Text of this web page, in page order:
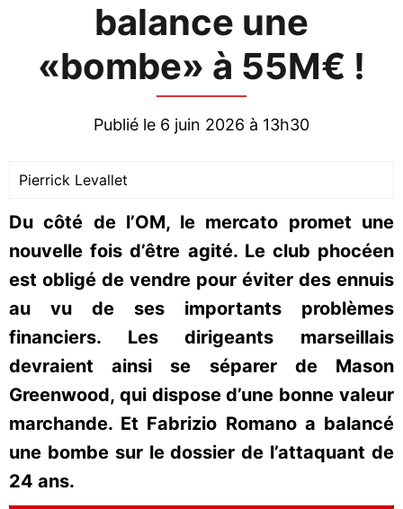
balance une
«bombe» à 55M€ !
Publié le 6 juin 2026 à 13h30
Pierrick Levallet
Du côté de l’OM, le mercato promet une
nouvelle fois d’être agité. Le club phocéen
est obligé de vendre pour éviter des ennuis
au vu de ses importants problèmes
financiers. Les dirigeants marseillais
devraient ainsi se séparer de Mason
Greenwood, qui dispose d’une bonne valeur
marchande. Et Fabrizio Romano a balancé
une bombe sur le dossier de l’attaquant de
24 ans.